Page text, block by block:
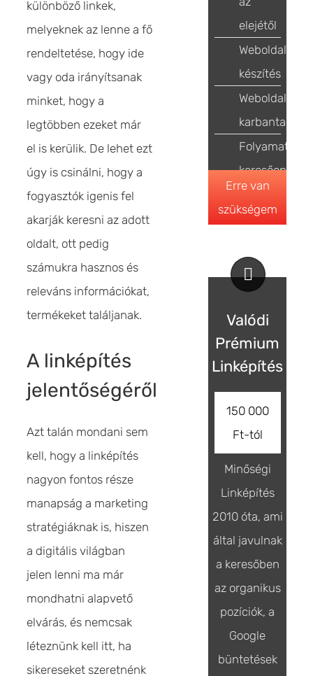
különböző linkek,
melyeknek az lenne a fő
rendeltetése, hogy ide
vagy oda irányítsanak
minket, hogy a
legtöbben ezeket már
el is kerülik. De lehet ezt
úgy is csinálni, hogy a
fogyasztók igenis fel
akarják keresni az adott
oldalt, ott pedig
számukra hasznos és
releváns információkat,
termékeket találjanak.
A linképítés
jelentőségéről
Azt talán mondani sem
kell, hogy a linképítés
nagyon fontos része
manapság a marketing
stratégiáknak is, hiszen
a digitális világban
jelen lenni ma már
mondhatni alapvető
elvárás, és nemcsak
léteznünk kell itt, ha
sikereseket szeretnénk
elejétől
Weboldal
készítés
Weboldal
karbantartás
Folyamatos
Erre van
szükségem
Valódi
Prémium
Linképítés
150 000
Ft-tól
Minőségi
Linképítés
2010 óta, ami
által javulnak
a keresőben
az organikus
pozíciók, a
Google
büntetések